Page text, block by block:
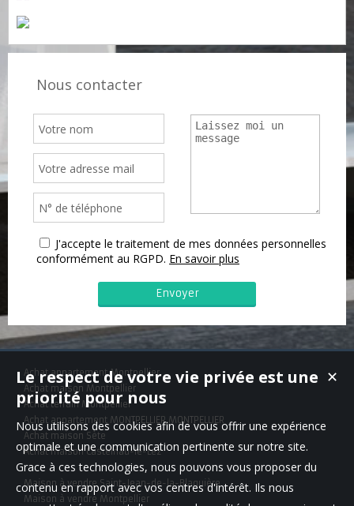
Nous contacter
J'accepte le traitement de mes données personnelles
conformément au RGPD. En savoir plus
Achat appartement Montpellier
Achat maison Montpellier
Achat terrain Montpellier
Achat appartement MONTPELLIER,MONTPELLIER
Achat maison Sète
Achat maison Castelnau-le-Lez
Maison à vendre Saint-Jean-de-la-Blaquière
Maison à vendre Montpellier
✕
Le respect de votre vie privée est une
priorité pour nous
Nous utilisons des cookies afin de vous offrir une expérience
optimale et une communication pertinente sur notre site.
Grace à ces technologies, nous pouvons vous proposer du
contenu en rapport avec vos centres d'intérêt. Ils nous